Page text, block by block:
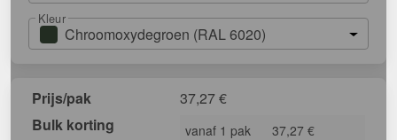
Kleur
Chroomoxydegroen (RAL 6020)
Prijs/pak 37,27€
Bulk korting
vanaf 1 pak
37,27 €